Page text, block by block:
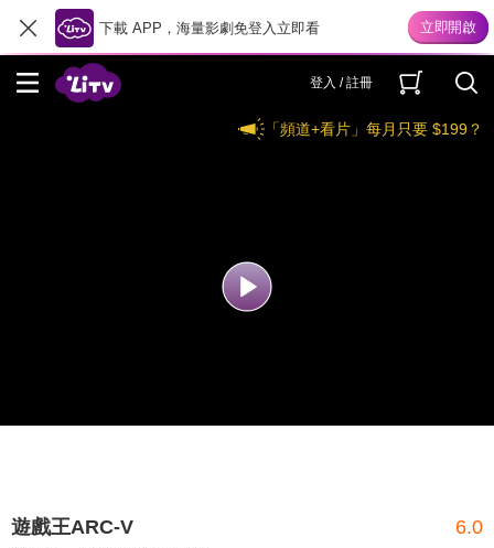
下載 APP，海量影劇免登入立即看
登入 / 註冊
「頻道+看片」每月只要 $199？
遊戲王ARC-V 6.0